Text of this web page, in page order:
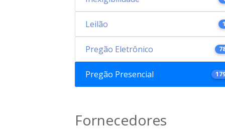
Leilão 1
Pregão Eletrônico
Pregão Presencial
Fornecedores